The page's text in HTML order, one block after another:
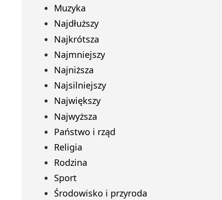
Muzyka
Najdłuższy
Najkrótsza
Najmniejszy
Najniższa
Najsilniejszy
Największy
Najwyższa
Państwo i rząd
Religia
Rodzina
Sport
Środowisko i przyroda